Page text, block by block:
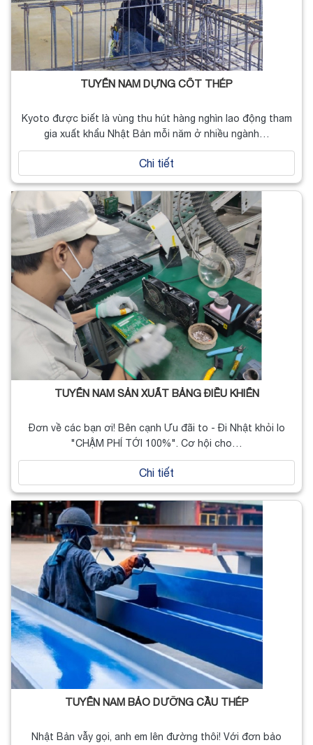
TUYỂN NAM DỰNG CỐT THÉP
Kyoto được biết là vùng thu hút hàng nghìn lao động tham
gia xuất khẩu Nhật Bản mỗi năm ở nhiều ngành…
Chi tiết
TUYỂN NAM SẢN XUẤT BẢNG ĐIỀU KHIỂN
Đơn về các bạn ơi! Bên cạnh Ưu đãi to - Đi Nhật khỏi lo
"CHẬM PHÍ TỚI 100%". Cơ hội cho…
Chi tiết
TUYỂN NAM BẢO DƯỠNG CẦU THÉP
Nhật Bản vẫy gọi, anh em lên đường thôi! Với đơn bảo